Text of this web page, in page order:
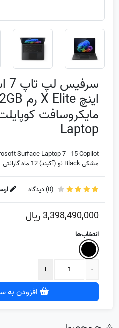
Laptop
Surface Laptop 7 - 15 Copilot
مشکی Black نو (آکبند) 12 ماه گارانتی
(
0) دیدگاه
3,398,490,000 ریال
انتخاب‌ها